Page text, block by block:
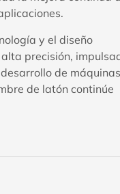
y el diseño
precisión,
de máquinas
de latón continúe